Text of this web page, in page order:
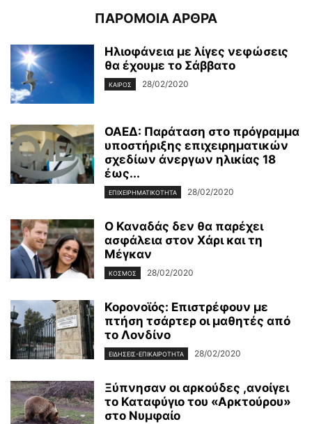
ΠΑΡΟΜΟΙΑ ΑΡΘΡΑ
Ηλιοφάνεια με λίγες νεφώσεις
θα έχουμε το Σάββατο
ΚΑΙΡΌΣ 28/02/2020
ΟΑΕΔ: Παράταση στο πρόγραμμα
υποστήριξης επιχειρηματικών
σχεδίων άνεργων ηλικίας 18
έως...
ΕΠΙΧΕΙΡΗΜΑΤΙΚΌΤΗΤΑ 28/02/2020
Ο Καναδάς δεν θα παρέχει
ασφάλεια στον Χάρι και τη
Μέγκαν
ΚΌΣΜΟΣ 28/02/2020
Κορονοϊός: Επιστρέφουν με
πτήση τσάρτερ οι μαθητές από
το Λονδίνο
ΕΙΔΉΣΕΙΣ-ΕΠΙΚΑΙΡΌΤΗΤΑ 28/02/2020
Ξύπνησαν οι αρκούδες ,ανοίγει
το Καταφύγιο του «Αρκτούρου»
στο Νυμφαίο